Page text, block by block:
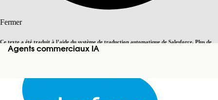
Fermer
Ce texte a été traduit à l’aide du système de traduction automatique de Salesforce. Plus de
détails, consultez <cette page.
Basculer vers la page en anglais
Agents commerciaux IA